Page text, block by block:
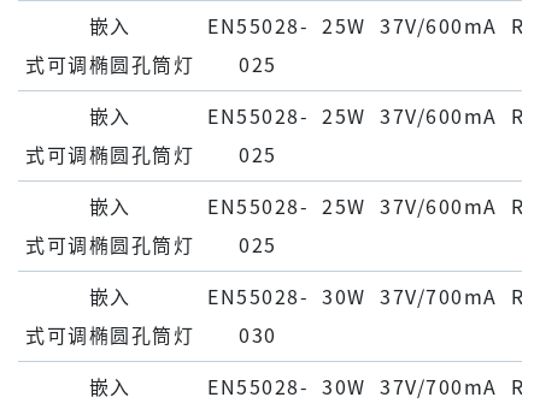
嵌⼊
式可调椭圆孔筒灯
EN55028-
025
25W 37V/600mA
嵌⼊
式可调椭圆孔筒灯
EN55028-
025
25W 37V/600mA
嵌⼊
式可调椭圆孔筒灯
EN55028-
025
25W 37V/600mA
嵌⼊
式可调椭圆孔筒灯
EN55028-
030
30W 37V/700mA
嵌⼊
EN55028-
30W 37V/700mA